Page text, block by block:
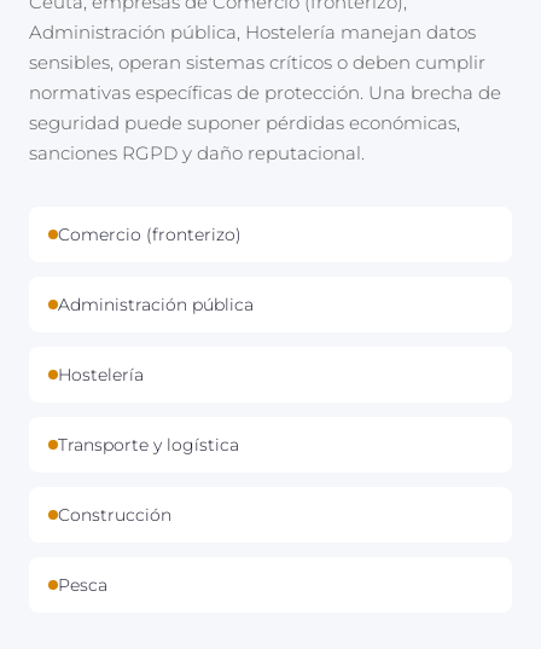
Administración pública, Hostelería manejan datos
sensibles, operan sistemas críticos o deben cumplir
normativas específicas de protección. Una brecha de
seguridad puede suponer pérdidas económicas,
sanciones RGPD y daño reputacional.
Comercio (fronterizo)
Administración pública
Hostelería
Transporte y logística
Construcción
Pesca